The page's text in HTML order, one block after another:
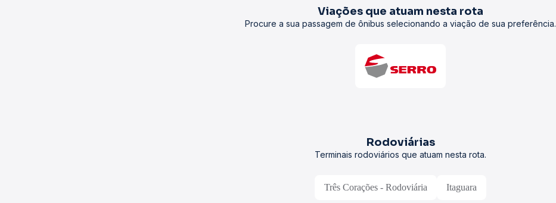
Viações que atuam nesta rota
Procure a sua passagem de ônibus selecionando a viação de sua preferência.
Rodoviárias
Terminais rodoviários que atuam nesta rota.
Três Corações - Rodoviária Itaguara